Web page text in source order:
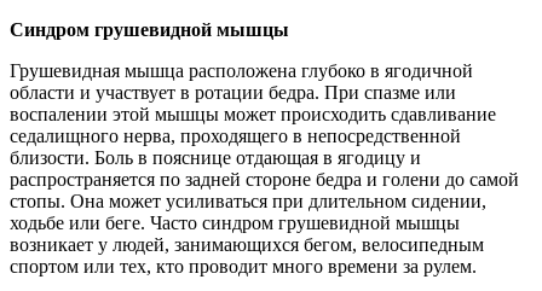
Синдром грушевидной мышцы
Грушевидная мышца расположена глубоко в ягодичной
области и участвует в ротации бедра. При спазме или
воспалении этой мышцы может происходить сдавливание
седалищного нерва, проходящего в непосредственной
близости. Боль в пояснице отдающая в ягодицу и
распространяется по задней стороне бедра и голени до самой
стопы. Она может усиливаться при длительном сидении,
ходьбе или беге. Часто синдром грушевидной мышцы
возникает у людей, занимающихся бегом, велосипедным
спортом или тех, кто проводит много времени за рулем.